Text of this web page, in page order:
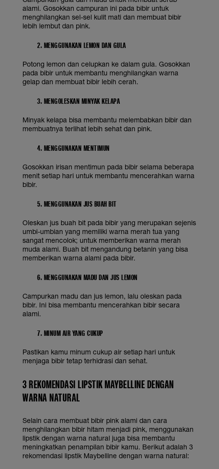
alami. Gosokkan campuran ini pada bibir untuk
menghilangkan sel-sel kulit mati dan membuat bibir
lebih lembut dan pink.
2. MENGGUNAKAN LEMON DAN GULA
Potong lemon dan celupkan ke dalam gula. Gosokkan
pada bibir untuk membantu menghilangkan warna
gelap dan membuat bibir lebih cerah.
3. MENGOLESKAN MINYAK KELAPA
Minyak kelapa bisa membantu melembabkan bibir dan
membuatnya terlihat lebih sehat dan pink.
4. MENGGUNAKAN MENTIMUN
Gosokkan irisan mentimun pada bibir selama beberapa
menit setiap hari untuk membantu mencerahkan warna
bibir.
5. MENGGUNAKAN JUS BUAH BIT
Oleskan jus buah bit pada bibir yang merupakan sejenis
umbi-umbian yang memiliki warna merah tua yang
sangat mencolok; untuk memberikan warna merah
muda alami. Buah bit mengandung betanin yang bisa
memberikan warna alami pada bibir.
6. MENGGUNAKAN MADU DAN JUS LEMON
Campurkan madu dan jus lemon, lalu oleskan pada
bibir. Ini bisa membantu mencerahkan bibir secara
alami.
7. MINUM AIR YANG CUKUP
Pastikan kamu minum cukup air setiap hari untuk
menjaga bibir tetap terhidrasi dan sehat.
3 REKOMENDASI LIPSTIK MAYBELLINE DENGAN
WARNA NATURAL
Selain cara membuat bibir pink alami dan cara
menghilangkan bibir hitam menjadi pink, menggunakan
lipstik dengan warna natural juga bisa membantu
meningkatkan penampilan bibir kamu. Berikut adalah 3
rekomendasi lipstik Maybelline dengan warna natural: